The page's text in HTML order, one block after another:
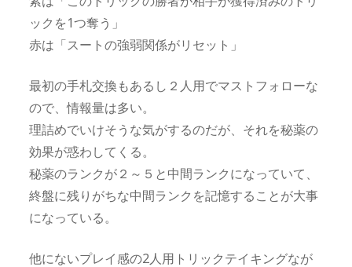
ックを1つ奪う」
赤は「スートの強弱関係がリセット」
最初の手札交換もあるし２人用でマストフォローな
ので、情報量は多い。
理詰めでいけそうな気がするのだが、それを秘薬の
効果が惑わしてくる。
秘薬のランクが２～５と中間ランクになっていて、
終盤に残りがちな中間ランクを記憶することが大事
になっている。
他にないプレイ感の2人用トリックテイキングなが